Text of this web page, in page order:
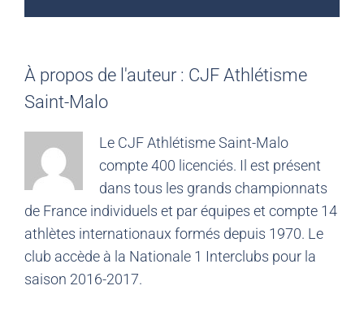
À propos de l'auteur : CJF Athlétisme
Saint-Malo
Le CJF Athlétisme Saint-Malo
compte 400 licenciés. Il est présent
dans tous les grands championnats
de France individuels et par équipes et compte 14
athlètes internationaux formés depuis 1970. Le
club accède à la Nationale 1 Interclubs pour la
saison 2016-2017.